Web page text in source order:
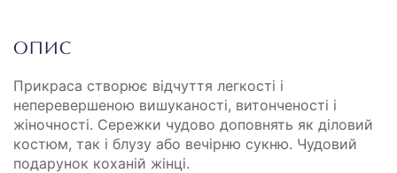
ОПИС
Прикраса створює відчуття легкості і
неперевершеною вишуканості, витонченості і
жіночності. Сережки чудово доповнять як діловий
костюм, так і блузу або вечірню сукню. Чудовий
подарунок коханій жінці.